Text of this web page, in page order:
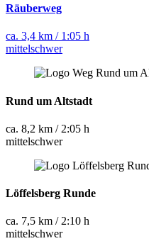
Räuberweg
ca. 3,4 km / 1:05 h
mittelschwer
Rund um Altstadt
ca. 8,2 km / 2:05 h
mittelschwer
Löffelsberg Runde
ca. 7,5 km / 2:10 h
mittelschwer